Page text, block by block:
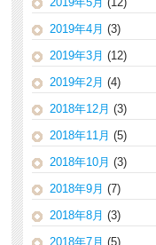
2019年4月 (3)
2019年3月 (12)
2019年2月 (4)
2018年12月 (3)
2018年11月 (5)
2018年10月 (3)
2018年9月 (7)
2018年8月 (3)
2018年7月 (5)